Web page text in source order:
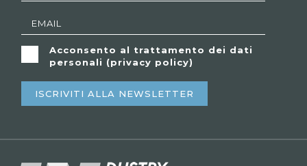
Acconsento al trattamento dei dati
personali (privacy policy)
ISCRIVITI ALLA NEWSLETTER